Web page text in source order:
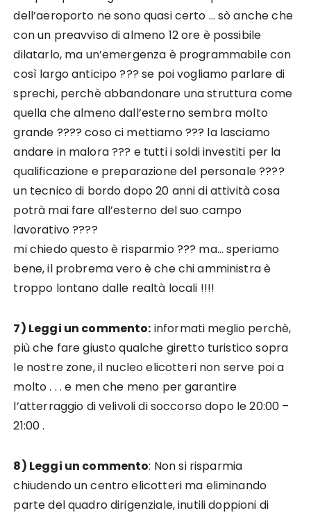
dell’aeroporto ne sono quasi certo … sò anche che
con un preavviso di almeno 12 ore è possibile
dilatarlo, ma un’emergenza è programmabile con
così largo anticipo ??? se poi vogliamo parlare di
sprechi, perchè abbandonare una struttura come
quella che almeno dall’esterno sembra molto
grande ???? coso ci mettiamo ??? la lasciamo
andare in malora ??? e tutti i soldi investiti per la
qualificazione e preparazione del personale ????
un tecnico di bordo dopo 20 anni di attività cosa
potrà mai fare all’esterno del suo campo
lavorativo ????
mi chiedo questo è risparmio ??? ma… speriamo
bene, il probrema vero è che chi amministra è
troppo lontano dalle realtà locali !!!!
7) Leggi un commento: informati meglio perchè,
più che fare giusto qualche giretto turistico sopra
le nostre zone, il nucleo elicotteri non serve poi a
molto . . . e men che meno per garantire
l’atterraggio di velivoli di soccorso dopo le 20:00 –
21:00 .
8) Leggi un commento: Non si risparmia
chiudendo un centro elicotteri ma eliminando
parte del quadro dirigenziale, inutili doppioni di